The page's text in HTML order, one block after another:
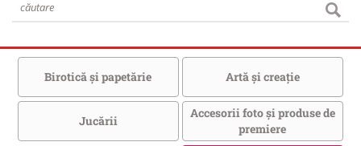
Birotică şi papetărie Artă şi creaţie
Jucării
Accesorii foto şi produse de
premiere